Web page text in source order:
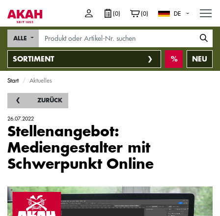
(0) (0) DE
SORTIMENT
ALLE
NEU
Start Aktuelles
ZURÜCK
26.07.2022
Stellenangebot:
Mediengestalter mit
Schwerpunkt Online